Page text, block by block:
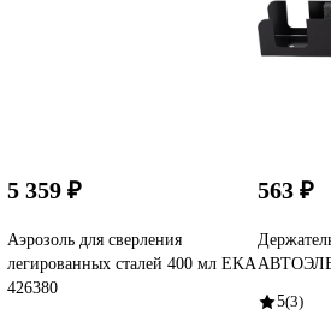
5 359 ₽
Аэрозоль для сверления
легированных сталей 400 мл EKA
426380
563 ₽
5(3)